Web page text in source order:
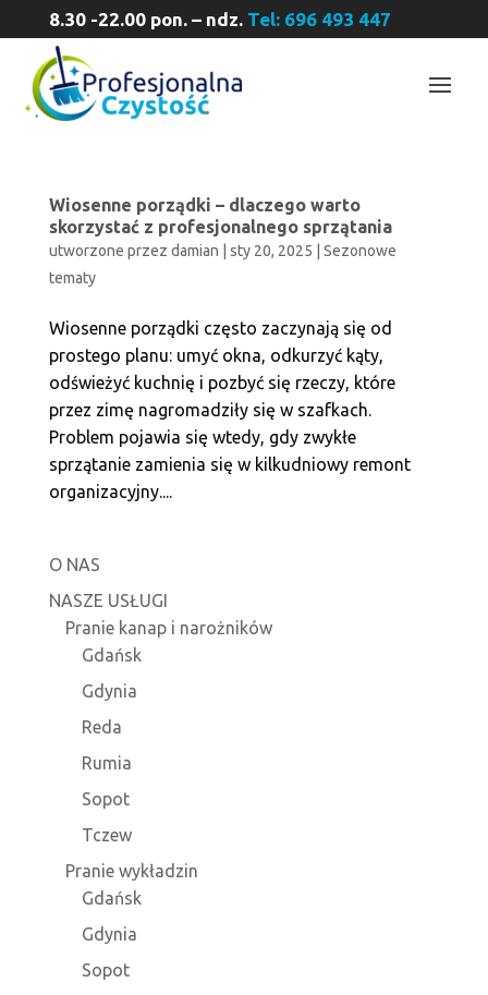
8.30 -22.00 pon. – ndz. Tel: 696 493 447
Wiosenne porządki – dlaczego warto
skorzystać z profesjonalnego sprzątania
utworzone przez damian sty 20, 2025
Sezonowe
tematy
Wiosenne porządki często zaczynają się od
prostego planu: umyć okna, odkurzyć kąty,
odświeżyć kuchnię i pozbyć się rzeczy, które
przez zimę nagromadziły się w szafkach.
Problem pojawia się wtedy, gdy zwykłe
sprzątanie zamienia się w kilkudniowy remont
organizacyjny....
O NAS
NASZE USŁUGI
Pranie kanap i narożników
Gdańsk
Gdynia
Reda
Rumia
Sopot
Tczew
Pranie wykładzin
Gdańsk
Gdynia
Sopot